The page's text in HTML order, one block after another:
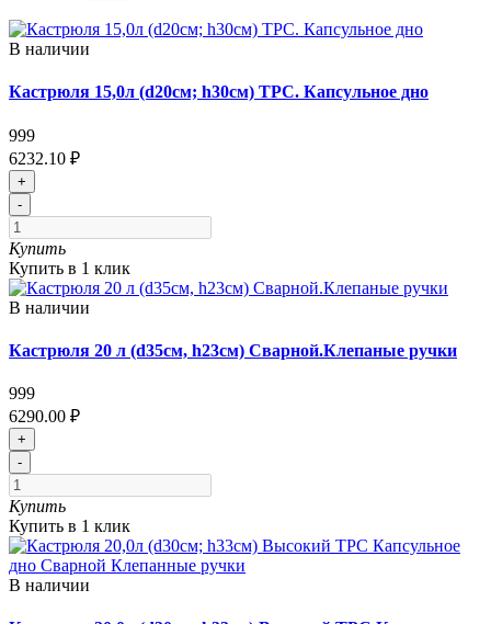
В наличии
Кастрюля 15,0л (d20см; h30см) ТРС. Капсульное дно
999
6232.10 ₽
+
-
Купить
Купить в 1 клик
В наличии
Кастрюля 20 л (d35см, h23см) Сварной.Клепаные ручки
999
6290.00 ₽
+
-
Купить
Купить в 1 клик
В наличии